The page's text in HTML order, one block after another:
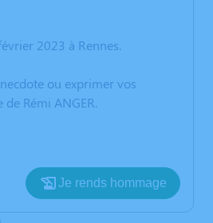
2023 à Rennes.
ou exprimer vos
Rémi ANGER.
Je rends hommage